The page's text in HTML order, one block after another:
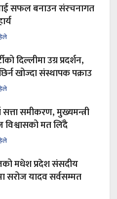
सफल बनाउन संरचनागत
दिल्लीमा उग्र प्रदर्शन,
खोज्दा संस्थापक पक्राउ
समीकरण, मुख्यमन्त्री
मत लिँदै
मधेश प्रदेश संसदीय
सरोज यादव सर्वसम्मत